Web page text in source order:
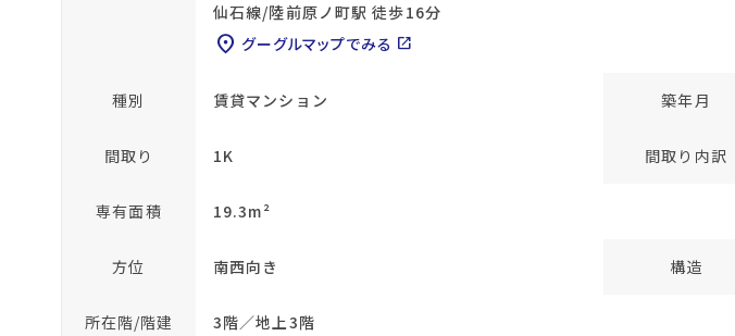
仙石線/陸前原ノ町駅 徒歩16分
location_on グーグルマップでみる open_in_new
種別 賃貸マンション 築年月
間取り 1K 間取り内訳
専有面積 19.3m²
方位 南西向き 構造
所在階/階建 3階／地上3階